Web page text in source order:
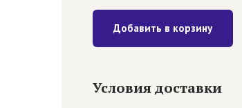
Добавить в корзину
Условия доставки